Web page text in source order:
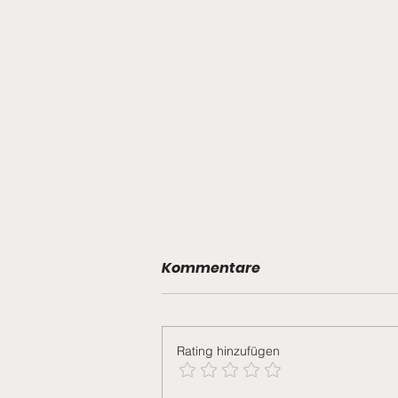
Kommentare
Rating hinzufügen